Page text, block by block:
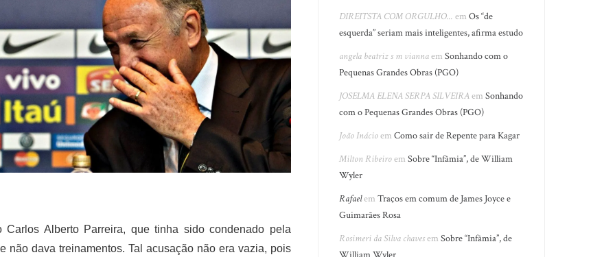
Alberto Parreira, que tinha sido condenado pela
não dava treinamentos. Tal acusação não era vazia, pois
DIREITSTA COM ORGULHO... emOs “de
esquerda” seriam mais inteligentes, afirma estudo
angela beatriz s m viannaemSonhando com o
Pequenas Grandes Obras (PGO)
JOSELMA ELENA SERPA SILVEIRAemSonhando
com o Pequenas Grandes Obras (PGO)
João InácioemComo sair de Repente para Kagar
Milton RibeiroemSobre “Infâmia”, de William
Wyler
RafaelemTraços em comum de James Joyce e
Guimarães Rosa
Rosimeri da Silva chavesemSobre “Infâmia”, de